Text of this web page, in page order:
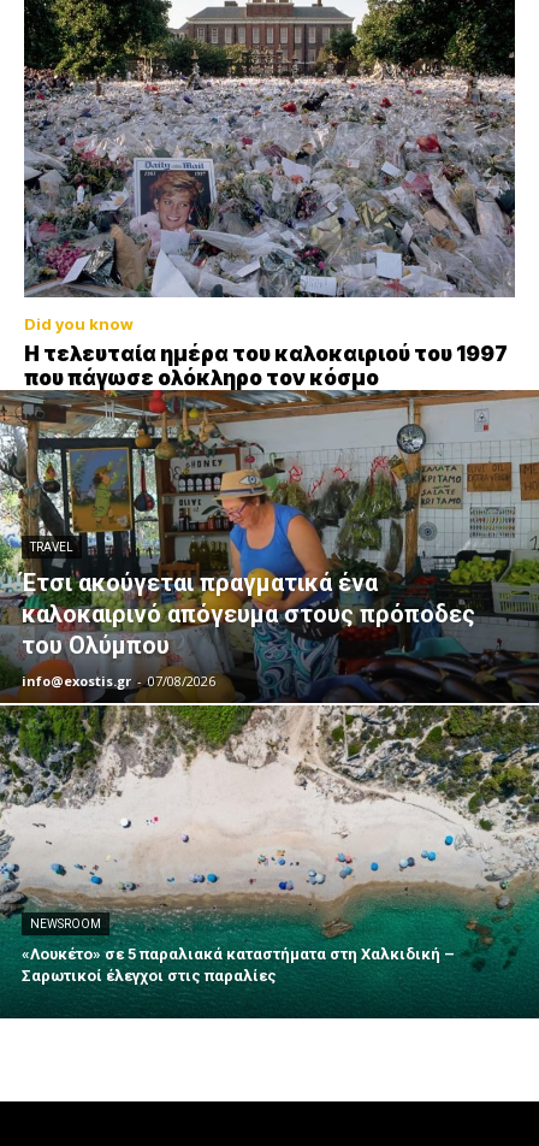
Did you know
Η τελευταία ημέρα του καλοκαιριού του 1997
που πάγωσε ολόκληρο τον κόσμο
TRAVEL
Έτσι ακούγεται πραγματικά ένα
καλοκαιρινό απόγευμα στους πρόποδες
του Ολύμπου
info@exostis.gr - 07/08/2026
NEWSROOM
«Λουκέτο» σε 5 παραλιακά καταστήματα στη Χαλκιδική –
Σαρωτικοί έλεγχοι στις παραλίες